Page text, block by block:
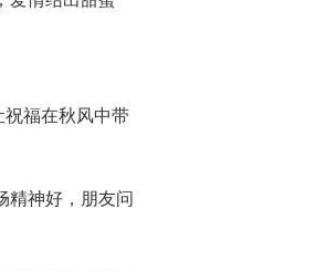
福在秋风中带
精神好，朋友问